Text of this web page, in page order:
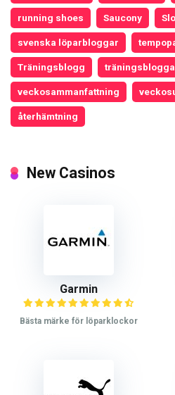
running shoes Saucony
svenska löparbloggar
Träningsblogg
veckosammanfattning
återhämtning
New Casinos
Garmin
Bästa märke för löparklockor